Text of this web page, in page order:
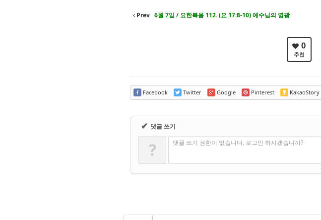
Prev 6월 7일 / 요한복음 112. (요 17:8-10) 예수님의 영광
0
추천
Facebook Twitter Google Pinterest KakaoStory
✔ 댓글 쓰기
? 댓글 쓰기 권한이 없습니다. 로그인 하시겠습니까?